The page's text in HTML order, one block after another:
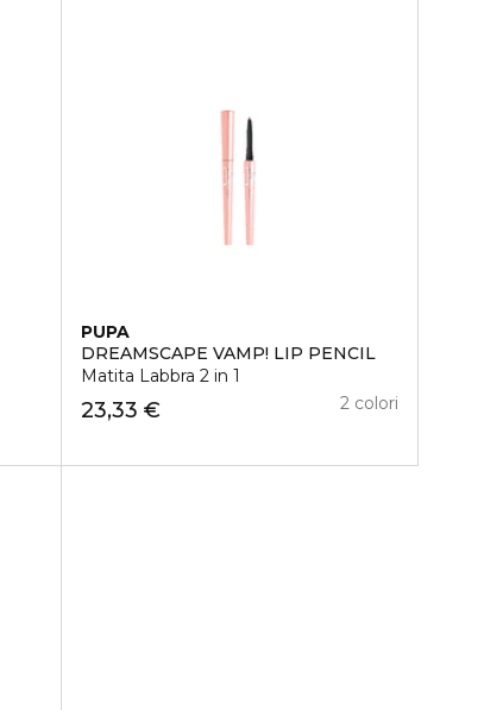
PUPA
DREAMSCAPE VAMP! LIP PENCIL
Matita Labbra 2 in 1
23,33 € 2 colori